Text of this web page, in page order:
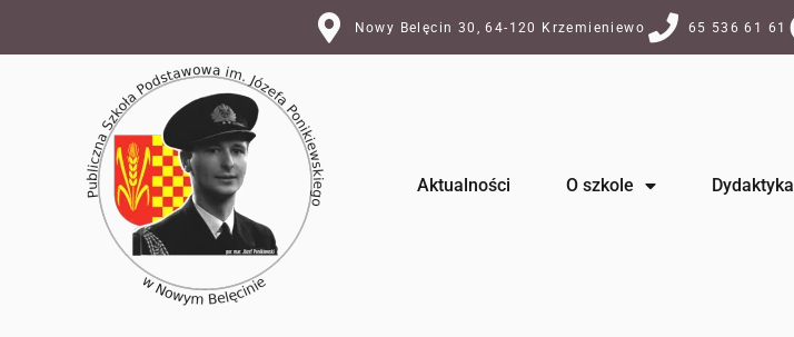
Nowy Belęcin 30, 64-120 Krzemieniewo 65 536 61 61
Aktualności O szkole Dydaktyka